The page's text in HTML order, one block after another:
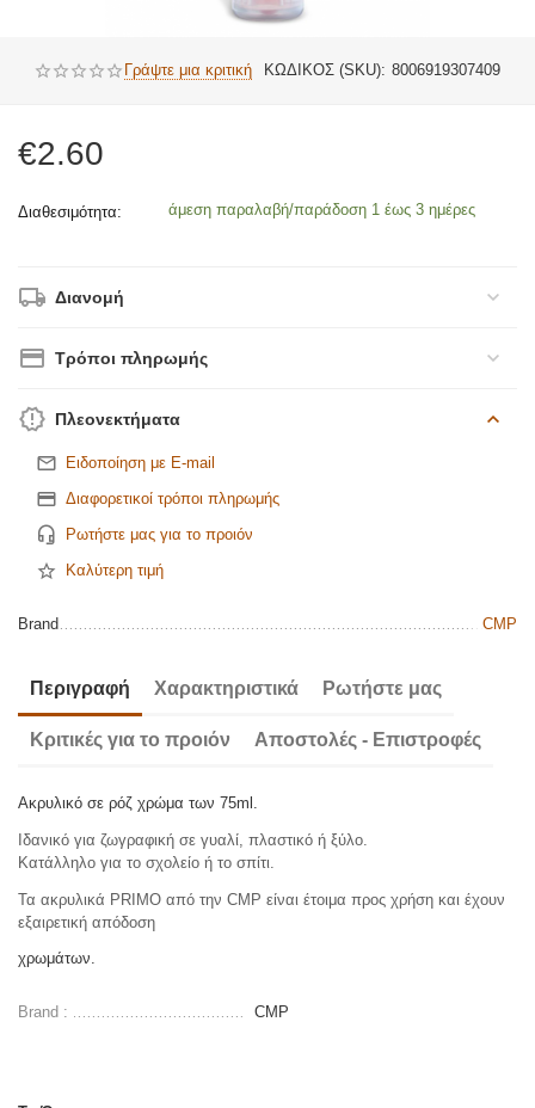
Γράψτε μια κριτική ΚΩΔΙΚΟΣ (SKU): 8006919307409
€2.60
Διαθεσιμότητα: άμεση παραλαβή/παράδοση 1 έως 3 ημέρες
Διανομή
Τρόποι πληρωμής
Πλεονεκτήματα
Ειδοποίηση με E-mail
Διαφορετικοί τρόποι πληρωμής
Ρωτήστε μας για το προιόν
Καλύτερη τιμή
Brand CMP
Περιγραφή Χαρακτηριστικά Ρωτήστε μας
Κριτικές για το προιόν Αποστολές - Επιστροφές
Aκρυλικό σε ρόζ χρώμα των 75ml.
Ιδανικό για ζωγραφική σε γυαλί, πλαστικό ή ξύλο.
Κατάλληλο για το σχολείο ή το σπίτι.
Τα ακρυλικά PRIMO από την CMP είναι έτοιμα προς χρήση και έχουν
εξαιρετική απόδοση
χρωμάτων.
Brand : CMP